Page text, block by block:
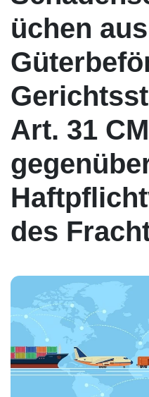
üchen aus
Art. 31
des